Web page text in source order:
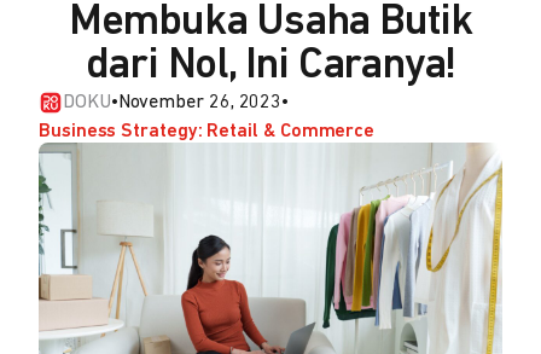
Membuka Usaha Butik
dari Nol, Ini Caranya!
DOKU• November 26, 2023•
Business Strategy: Retail & Commerce